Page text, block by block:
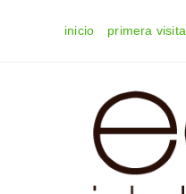
inicio primera visita